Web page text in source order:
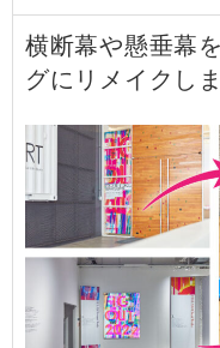
横断幕や懸垂幕
グにリメイクし